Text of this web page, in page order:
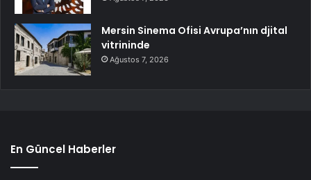
Mersin Sinema Ofisi Avrupa’nın djital
vitrininde
Ağustos 7, 2026
En Güncel Haberler